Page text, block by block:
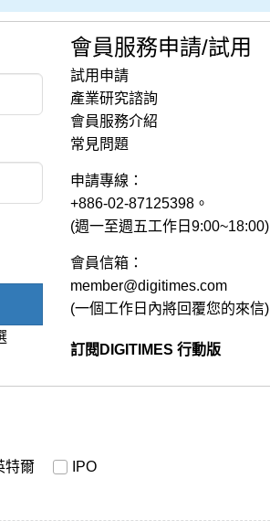
會員服務申請/試用
試用申請
產業研究諮詢
會員服務介紹
常見問題
申請專線：
+886-02-87125398。
(週一至週五工作日9:00~18:00)
會員信箱：
member@digitimes.com
(一個工作日內將回覆您的來信)
訂閱DIGITIMES 行動版
特爾 IPO